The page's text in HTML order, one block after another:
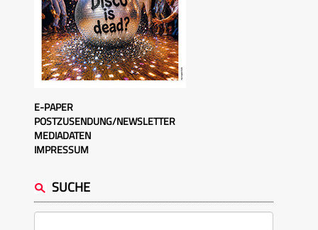
E-PAPER
POSTZUSENDUNG/NEWSLETTER
MEDIADATEN
IMPRESSUM
SUCHE